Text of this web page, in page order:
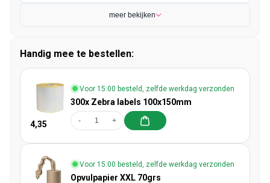
meer bekijken
Handig mee te bestellen:
4,35
Voor 15:00 besteld, zelfde werkdag verzonden
300x Zebra labels 100x150mm
- +
Voor 15:00 besteld, zelfde werkdag verzonden
Opvulpapier XXL 70grs